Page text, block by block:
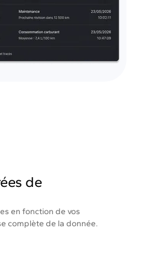
de
en fonction de vos
complète de la donnée.